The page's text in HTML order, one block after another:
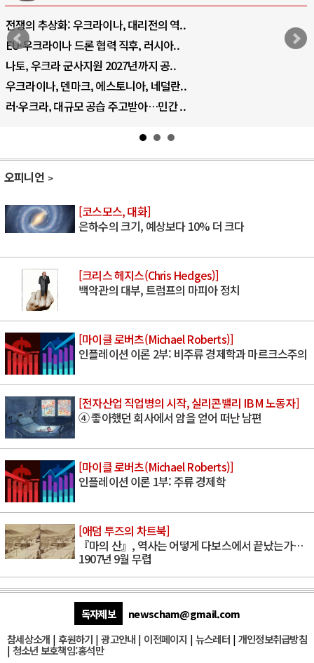
전쟁의 추상화: 우크라이나, 대리전의 역..
EU·우크라이나 드론 협력 직후, 러시아..
나토, 우크라 군사지원 2027년까지 공..
우크라이나, 덴마크, 에스토니아, 네덜란..
러·우크라, 대규모 공습 주고받아…민간 ..
오피니언
[코스모스, 대화]
은하수의 크기, 예상보다 10% 더 크다
[크리스 헤지스(Chris Hedges)]
백악관의 대부, 트럼프의 마피아 정치
[마이클 로버츠(Michael Roberts)]
인플레이션 이론 2부: 비주류 경제학과 마르크스주의
[전자산업 직업병의 시작, 실리콘밸리 IBM 노동자]
④ 좋아했던 회사에서 암을 얻어 떠난 남편
[마이클 로버츠(Michael Roberts)]
인플레이션 이론 1부: 주류 경제학
[애덤 투즈의 차트북]
『마의 산』, 역사는 어떻게 다보스에서 끝났는가…
1907년 9월 무렵
독자제보
newscham@gmail.com
참세상소개 | 후원하기 |광고안내 | 이전페이지 | 뉴스레터| 개인정보취급방침
| 청소년 보호책임:홍석만